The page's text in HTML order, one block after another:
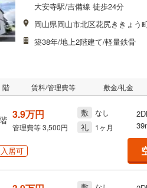
大安寺駅/吉備線 徒歩24分
岡山県岡山市北区花尻ききょう
築38年/地上2階建て/軽量鉄骨
階 賃料/管理費等 敷金/礼金
3.9万円
管理費等3,500円
敷 なし
礼 1ヶ月
居可